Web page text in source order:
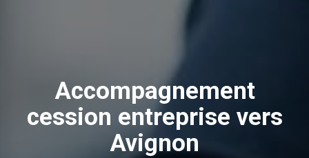
Accompagnement
cession entreprise vers
Avignon